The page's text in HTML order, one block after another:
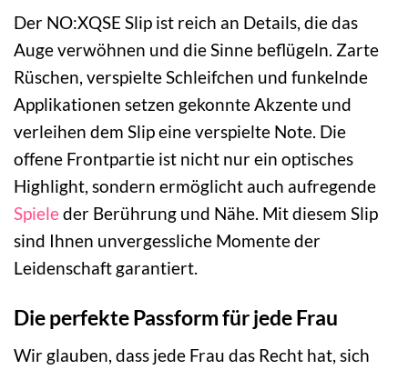
Der NO:XQSE Slip ist reich an Details, die das
Auge verwöhnen und die Sinne beflügeln. Zarte
Rüschen, verspielte Schleifchen und funkelnde
Applikationen setzen gekonnte Akzente und
verleihen dem Slip eine verspielte Note. Die
offene Frontpartie ist nicht nur ein optisches
Highlight, sondern ermöglicht auch aufregende
Spieleder Berührung und Nähe. Mit diesem Slip
sind Ihnen unvergessliche Momente der
Leidenschaft garantiert.
Die perfekte Passform für jede Frau
Wir glauben, dass jede Frau das Recht hat, sich